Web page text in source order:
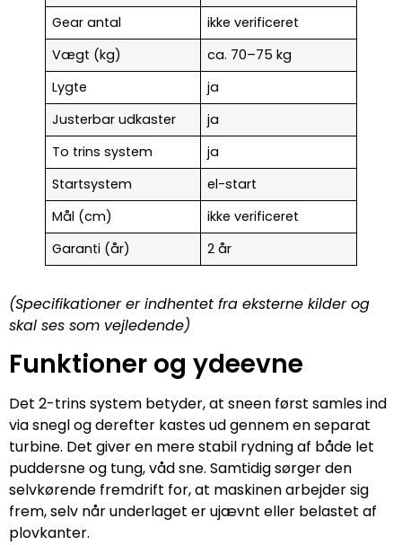
Gear antal
ikke verificeret
Vægt (kg)
ca. 70–75 kg
Lygte
ja
Justerbar udkaster
ja
To trins system
ja
Startsystem
el-start
Mål (cm)
ikke verificeret
Garanti (år)
2 år
(Specifikationer er indhentet fra eksterne kilder og
skal ses som vejledende)
Funktioner og ydeevne
Det 2-trins system betyder, at sneen først samles ind
via snegl og derefter kastes ud gennem en separat
turbine. Det giver en mere stabil rydning af både let
puddersne og tung, våd sne. Samtidig sørger den
selvkørende fremdrift for, at maskinen arbejder sig
frem, selv når underlaget er ujævnt eller belastet af
plovkanter.